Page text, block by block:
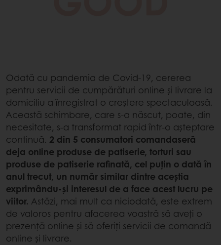
Odată cu pandemia de Covid-19, cererea
pentru servicii de cumpărături online și livrare la
domiciliu a înregistrat o creștere spectaculoasă.
Această schimbare, care s-a născut, poate, din
necesitate, s-a transformat rapid într-o așteptare
continuă. 2 din 5 consumatori comandaseră
deja online produse de patiserie, torturi sau
produse de patiserie rafinată, cel puțin o dată în
anul trecut, un număr similar dintre aceștia
exprimându-și interesul de a face acest lucru pe
viitor. Astăzi, mai mult ca niciodată, este extrem
de valoros pentru afacerea voastră să aveți o
prezență online și să oferiți servicii de comandă
online și livrare.